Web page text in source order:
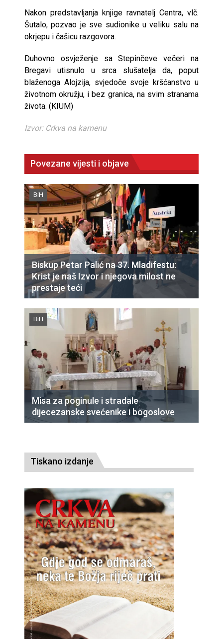
Nakon predstavljanja knjige ravnatelj Centra, vlč.
Šutalo, pozvao je sve sudionike u veliku salu na
okrjepu i čašicu razgovora.
Duhovno osvježenje sa Stepinčeve večeri na
Bregavi utisnulo u srca slušatelja da, poput
blaženoga Alojzija, svjedoče svoje kršćanstvo u
životnom okružju, i bez granica, na svim stranama
života. (KIUM)
Izvor: Crkva na kamenu
Povezane vijesti i objave
BiH
Biskup Petar Palić na 37. Mladifestu:
Krist je naš Izvor i njegova milost ne
prestaje teći
BiH
Misa za poginule i stradale
dijecezanske svećenike i bogoslove
Tiskano izdanje